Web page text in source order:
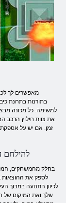
מאפשרים לך
בתורנות בתחנת
למשימה. כל מכונה
את צוות חילוץ הרכב
זמן. אם יש על אספקת
בחלק מהמשחקים,
לספק את ההוצאות
לכיוון התנועה במבוך
שלך ואת המיקום